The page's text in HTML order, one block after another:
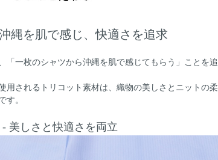
縄を肌で感じ、快適さを追求
「一枚のシャツから沖縄を肌で感じてもらう」ことを追
用されるトリコット素材は、織物の美しさとニットの柔
す。
美しさと快適さを両立